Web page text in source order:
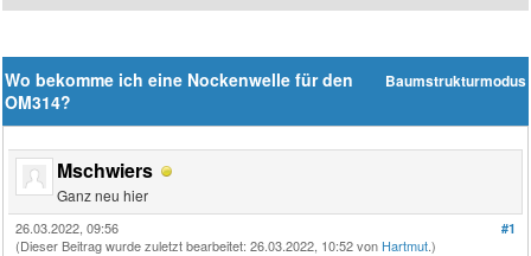
Baumstrukturmodus
Wo bekomme ich eine Nockenwelle für den
OM314?
Mschwiers
Ganz neu hier
#1
26.03.2022, 09:56
(Dieser Beitrag wurde zuletzt bearbeitet: 26.03.2022, 10:52 von Hartmut.)